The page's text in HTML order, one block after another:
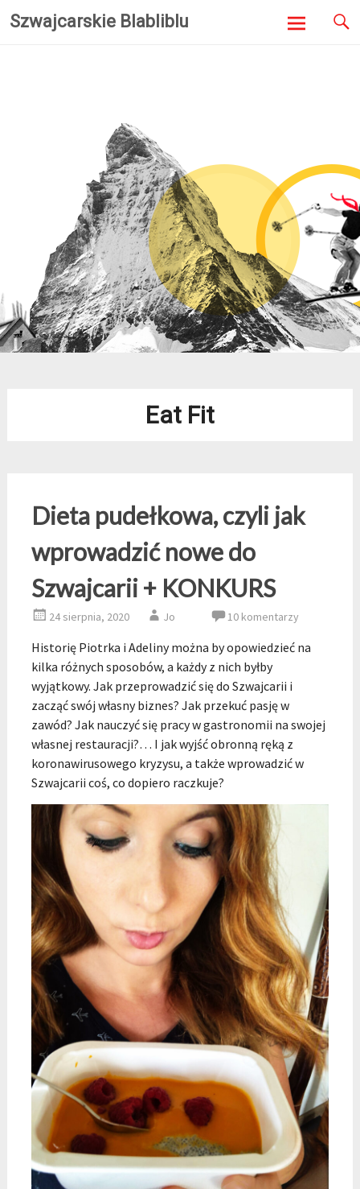
Szwajcarskie Blabliblu
Eat Fit
Dieta pudełkowa, czyli jak
wprowadzić nowe do
Szwajcarii + KONKURS
24 sierpnia, 2020 Jo 10 komentarzy
Historię Piotrka i Adeliny można by opowiedzieć na
kilka różnych sposobów, a każdy z nich byłby
wyjątkowy. Jak przeprowadzić się do Szwajcarii i
zacząć swój własny biznes? Jak przekuć pasję w
zawód? Jak nauczyć się pracy w gastronomii na swojej
własnej restauracji?… I jak wyjść obronną ręką z
koronawirusowego kryzysu, a także wprowadzić w
Szwajcarii coś, co dopiero raczkuje?